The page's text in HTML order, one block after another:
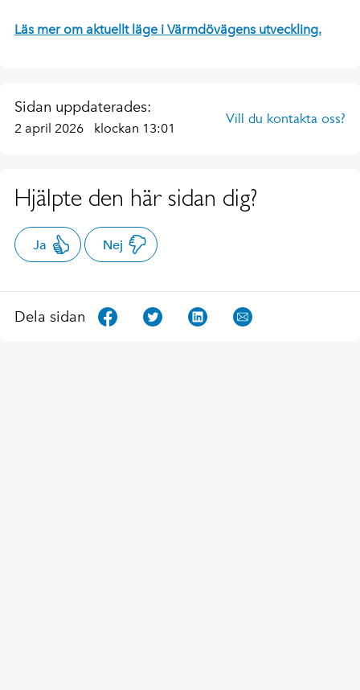
Läs mer om aktuellt läge i Värmdövägens utveckling.
Sidan uppdaterades:
2 april 2026 klockan 13:01
Vill du kontakta oss?
Hjälpte den här sidan dig?
Ja Nej
Dela sidan